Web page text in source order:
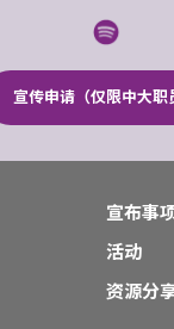
宣传申请（仅限中大职
宣布事
活动
资源分